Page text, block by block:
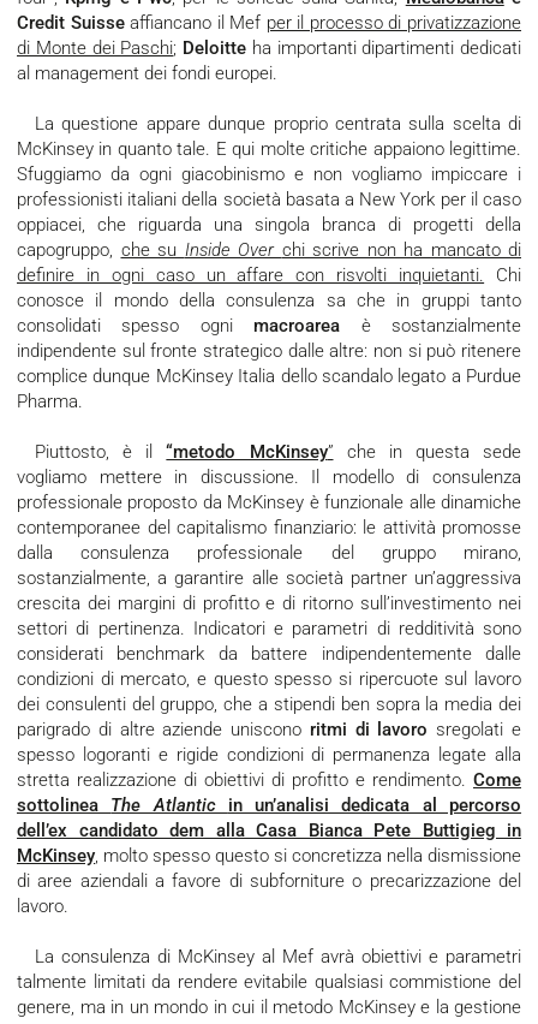
Credit Suisseaffiancano il Mef per il processo di privatizzazione
di Monte dei Paschi; Deloitte ha importanti dipartimenti dedicati
al management dei fondi europei.
La questione appare dunque proprio centrata sulla scelta di
McKinsey in quanto tale. E qui molte critiche appaiono legittime.
Sfuggiamo da ogni giacobinismo e non vogliamo impiccare i
professionisti italiani della società basata a New York per il caso
oppiacei, che riguarda una singola branca di progetti della
capogruppo, che su Inside Over chi scrive non ha mancato di
definire in ogni caso un affare con risvolti inquietanti. Chi
conosce il mondo della consulenza sa che in gruppi tanto
consolidati spesso ogni macroarea è sostanzialmente
indipendente sul fronte strategico dalle altre: non si può ritenere
complice dunque McKinsey Italia dello scandalo legato a Purdue
Pharma.
Piuttosto, è il“metodo McKinsey” che in questa sede
vogliamo mettere in discussione. Il modello di consulenza
professionale proposto da McKinsey è funzionale alle dinamiche
contemporanee del capitalismo finanziario: le attività promosse
dalla consulenza professionale del gruppo mirano,
sostanzialmente, a garantire alle società partner un’aggressiva
crescita dei margini di profitto e di ritorno sull’investimento nei
settori di pertinenza. Indicatori e parametri di redditività sono
considerati benchmark da battere indipendentemente dalle
condizioni di mercato, e questo spesso si ripercuote sul lavoro
dei consulenti del gruppo, che a stipendi ben sopra la media dei
parigrado di altre aziende uniscono ritmi di lavoro sregolati e
spesso logoranti e rigide condizioni di permanenza legate alla
stretta realizzazione di obiettivi di profitto e rendimento. Come
sottolinea The Atlantic in un’analisi dedicata al percorso
dell’ex candidato dem alla Casa Bianca Pete Buttigieg in
McKinsey, molto spesso questo si concretizza nella dismissione
di aree aziendali a favore di subforniture o precarizzazione del
lavoro.
La consulenza di McKinsey al Mef avrà obiettivi e parametri
talmente limitati da rendere evitabile qualsiasi commistione del
genere, ma in un mondo in cui il metodo McKinsey e la gestione